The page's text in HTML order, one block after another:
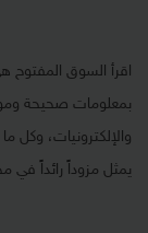
اقرأ السوق المفتوح
بمعلومات صحيحة
والإلكترونيات، وكل
يمثل مزوداً رائداً في